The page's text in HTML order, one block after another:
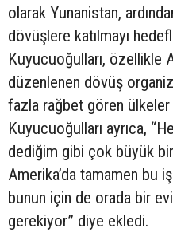
olarak Yunanistan,
dövüşlere katılmayı
Kuyucuoğulları, özellikle
düzenlenen dövüş
fazla rağbet gören
Kuyucuoğulları ayrıca,
dediğim gibi çok büyük
Amerika’da tamamen bu
bunun için de orada bir
gerekiyor” diye ekledi.